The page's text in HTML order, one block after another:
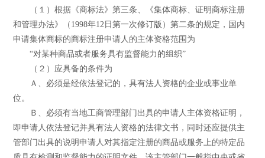
（１）根据《商标法》第三条、《集体商标、证明商标注册
和管理办法》（1998年12日第一次修订版）第二条的规定，国内
申请集体商标的商标注册申请人的主体资格范围为
“对某种商品或者服务具有监督能力的组织”
（２）应具备的条件为
Ａ、必须是经依法登记的，具有法人资格的企业或事业单
位。
Ｂ、必须有当地工商管理部门出具的申请人主体资格证明，
即申请人依法登记并具有法人资格的法律文书，同时还应提供主
管部门出具的说明申请人对其指定注册的商品或服务上的特定品